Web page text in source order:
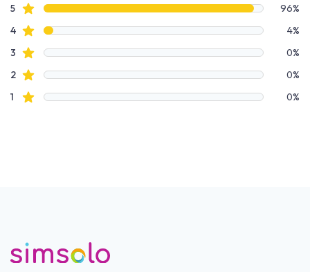
Értékelési adatok
5Csillagos értékelések
96%
4Csillagos értékelések
4%
3 Csillagos értékelések
0%
2Csillagos értékelések
0%
1 Csillagos értékelések 0%